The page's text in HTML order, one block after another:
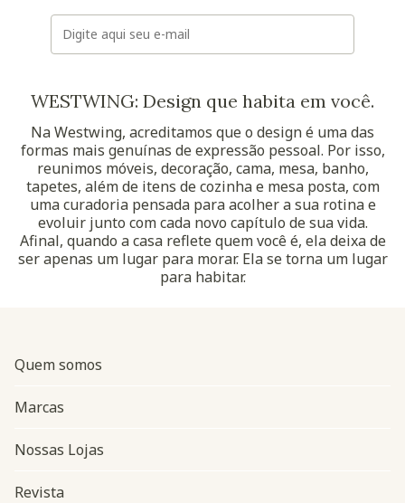
E-mail
WESTWING: Design que habita em você.
Na Westwing, acreditamos que o design é uma das
formas mais genuínas de expressão pessoal. Por isso,
reunimos móveis, decoração, cama, mesa, banho,
tapetes, além de itens de cozinha e mesa posta, com
uma curadoria pensada para acolher a sua rotina e
evoluir junto com cada novo capítulo de sua vida.
Afinal, quando a casa reflete quem você é, ela deixa de
ser apenas um lugar para morar. Ela se torna um lugar
para habitar.
Quem somos
Marcas
Nossas Lojas
Revista